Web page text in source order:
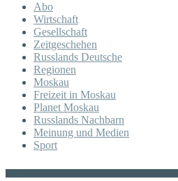
Abo
Wirtschaft
Gesellschaft
Zeitgeschehen
Russlands Deutsche
Regionen
Moskau
Freizeit in Moskau
Planet Moskau
Russlands Nachbarn
Meinung und Medien
Sport